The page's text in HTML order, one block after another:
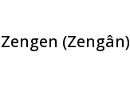
Zengen (Zengân)